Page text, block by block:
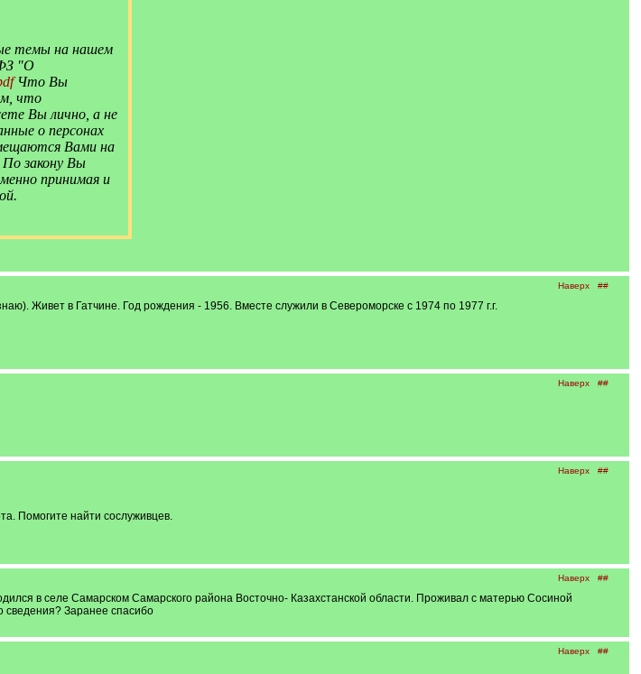
темы на нашем
"О
Что Вы
что
Вы лично, а не
о персонах
Вами на
По закону Вы
принимая и
Наверх ##
Живет в Гатчине. Год рождения - 1956. Вместе служили в Североморске с 1974 по 1977 г.г.
Наверх ##
Наверх ##
Помогите найти сослуживцев.
Наверх ##
в селе Самарском Самарского района Восточно- Казахстанской области. Проживал с матерью Сосиной
сведения? Заранее спасибо
Наверх ##